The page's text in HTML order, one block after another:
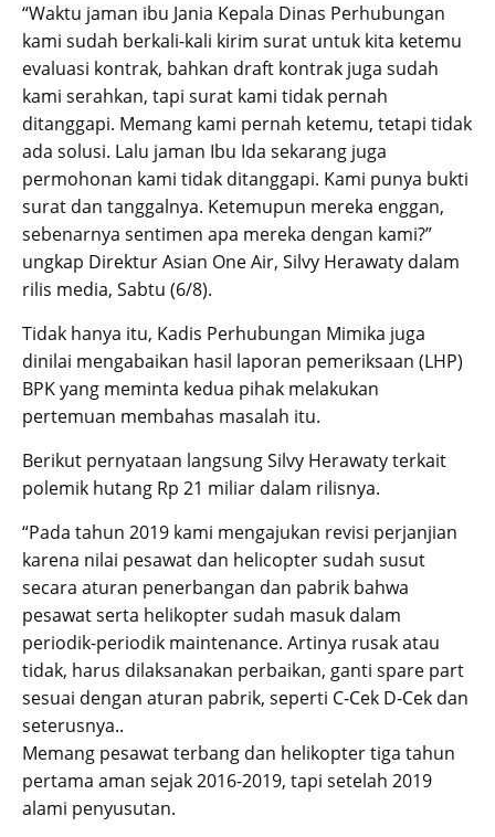
“Waktu jaman ibu Jania Kepala Dinas Perhubungan
kami sudah berkali-kali kirim surat untuk kita ketemu
evaluasi kontrak, bahkan draft kontrak juga sudah
kami serahkan, tapi surat kami tidak pernah
ditanggapi. Memang kami pernah ketemu, tetapi tidak
ada solusi. Lalu jaman Ibu Ida sekarang juga
permohonan kami tidak ditanggapi. Kami punya bukti
surat dan tanggalnya. Ketemupun mereka enggan,
sebenarnya sentimen apa mereka dengan kami?”
ungkap Direktur Asian One Air, Silvy Herawaty dalam
rilis media, Sabtu (6/8).
Tidak hanya itu, Kadis Perhubungan Mimika juga
dinilai mengabaikan hasil laporan pemeriksaan (LHP)
BPK yang meminta kedua pihak melakukan
pertemuan membahas masalah itu.
Berikut pernyataan langsung Silvy Herawaty terkait
polemik hutang Rp 21 miliar dalam rilisnya.
“Pada tahun 2019 kami mengajukan revisi perjanjian
karena nilai pesawat dan helicopter sudah susut
secara aturan penerbangan dan pabrik bahwa
pesawat serta helikopter sudah masuk dalam
periodik-periodik maintenance. Artinya rusak atau
tidak, harus dilaksanakan perbaikan, ganti spare part
sesuai dengan aturan pabrik, seperti C-Cek D-Cek dan
seterusnya..
Memang pesawat terbang dan helikopter tiga tahun
pertama aman sejak 2016-2019, tapi setelah 2019
alami penyusutan.